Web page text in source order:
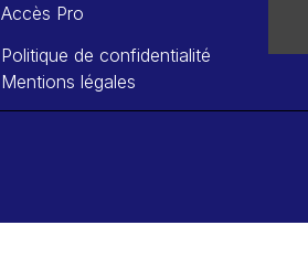
Accès Pro
Politique de confidentialité
Mentions légales